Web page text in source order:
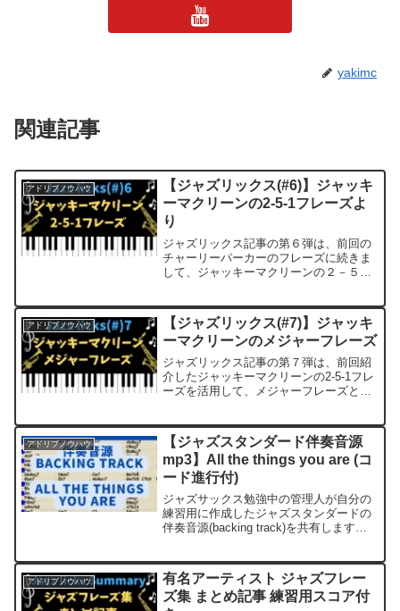
yakimc
関連記事
アドリブノウハウ
【ジャズリックス(#6)】ジャッキ
ーマクリーンの2-5-1フレーズよ
り
ジャズリックス記事の第６弾は、前回の
チャーリーパーカーのフレーズに続きま
して、ジャッキーマクリーンの２－５－
ジャイアント）の演奏した名曲・名盤で
中から、実際にアドリブで...
アドリブノウハウ
【ジャズリックス(#7)】ジャッキ
ーマクリーンのメジャーフレーズ
ジャズリックス記事の第７弾は、前回紹
介したジャッキーマクリーンの2-5-1フレ
ーズを活用して、メジャーフレーズとし
ト）の演奏した名曲・名盤で中から、実
際にアドリブで使い...
アドリブノウハウ
【ジャズスタンダード伴奏音源
mp3】All the things you are (コ
ード進行付)
ジャズサックス勉強中の管理人が自分の
練習用に作成したジャズスタンダードの
伴奏音源(backing track)を共有します。
All the things you are...
アドリブノウハウ
有名アーティスト ジャズフレー
ズ集 まとめ記事 練習用スコア付